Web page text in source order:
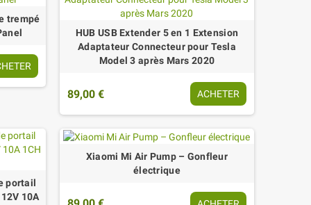
trempé
HUB USB Extender 5 en 1 Extension
Adaptateur Connecteur pour Tesla
Model 3 après Mars 2020
89,00 € ACHETER
portail
10A
Xiaomi Mi Air Pump – Gonfleur
électrique